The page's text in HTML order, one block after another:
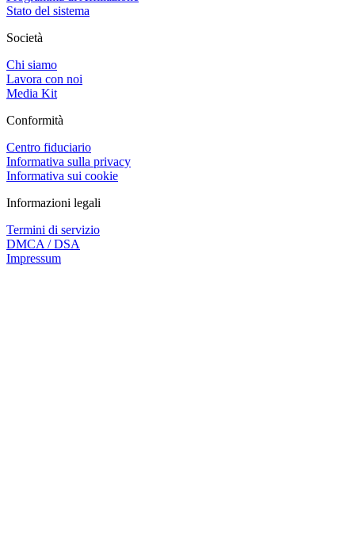
Stato del sistema
Società
Chi siamo
Lavora con noi
Media Kit
Conformità
Centro fiduciario
Informativa sulla privacy
Informativa sui cookie
Informazioni legali
Termini di servizio
DMCA / DSA
Impressum